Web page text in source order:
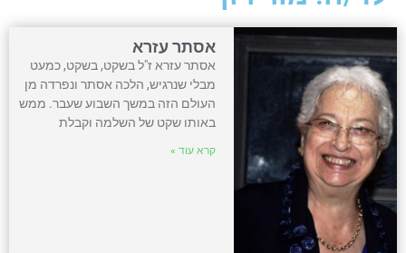
אסתר עזרא
אסתר עזרא ז"ל בשקט, בשקט, כמעט
מבלי שנרגיש, הלכה אסתר ונפרדה מן
העולם הזה במשך השבוע שעבר. ממש
באותו שקט של השלמה וקבלת
קרא עוד »